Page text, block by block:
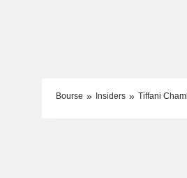
Bourse Insiders Tiffani